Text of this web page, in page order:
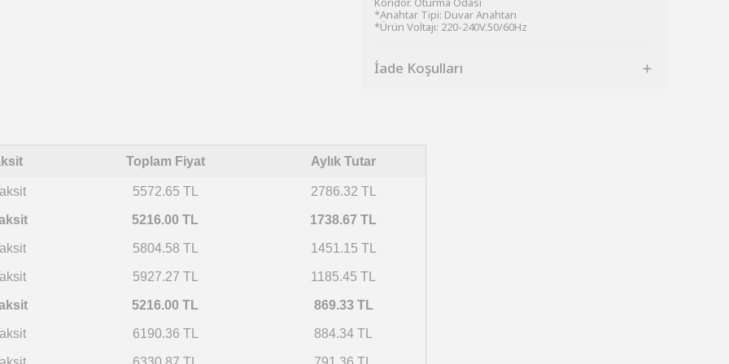
*Anahtar Tipi: Duvar Anahtarı
*Ürün Voltajı: 220-240V.50/60Hz
İade Koşulları
Toplam Fiyat Aylık Tutar
5572.65 TL 2786.32 TL
5216.00 TL 1738.67 TL
5804.58 TL 1451.15 TL
5927.27 TL 1185.45 TL
5216.00 TL 869.33 TL
6190.36 TL 884.34 TL